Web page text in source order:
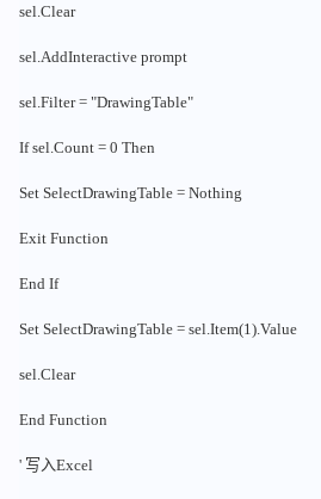
sel.Clear
sel.AddInteractive prompt
sel.Filter = "DrawingTable"
If sel.Count = 0 Then
Set SelectDrawingTable = Nothing
Exit Function
End If
Set SelectDrawingTable = sel.Item(1).Value
sel.Clear
End Function
' 写入Excel